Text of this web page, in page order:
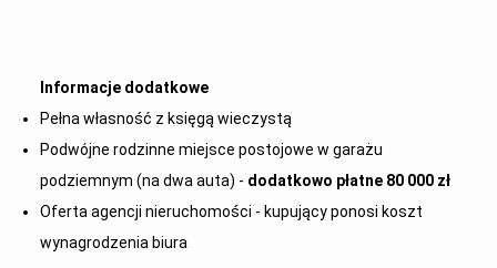
Informacje dodatkowe
Pełna własność z księgą wieczystą
Podwójne rodzinne miejsce postojowe w garażu
podziemnym (na dwa auta) - dodatkowo płatne 80 000 zł
Oferta agencji nieruchomości - kupujący ponosi koszt
wynagrodzenia biura